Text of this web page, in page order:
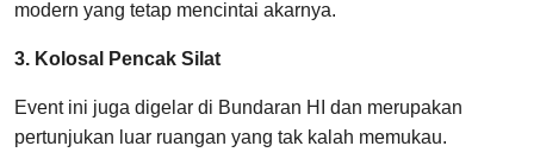
modern yang tetap mencintai akarnya.
3. Kolosal Pencak Silat
Event ini juga digelar di Bundaran HI dan merupakan
pertunjukan luar ruangan yang tak kalah memukau.